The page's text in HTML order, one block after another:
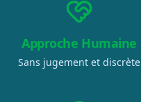
Approche Humaine
Sans jugement et discrète